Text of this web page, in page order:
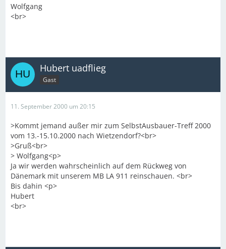
Wolfgang
<br>
Hubert uadflieg
Gast
11. September 2000 um 20:15
>Kommt jemand außer mir zum SelbstAusbauer-Treff 2000
vom 13.-15.10.2000 nach Wietzendorf?<br>
>Gruß<br>
> Wolfgang<p>
Ja wir werden wahrscheinlich auf dem Rückweg von
Dänemark mit unserem MB LA 911 reinschauen. <br>
Bis dahin <p>
Hubert
<br>